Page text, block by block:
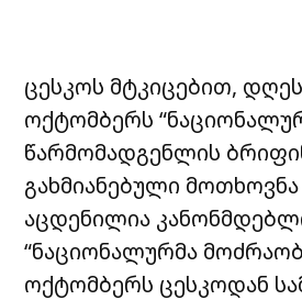
ცესკოს მტკიცებით,
ოქტომბერს
წარმომადგენლის
გახმიანებული
აცდენილია
“ნაციონალურმა
ოქტომბერს ცესკოდან